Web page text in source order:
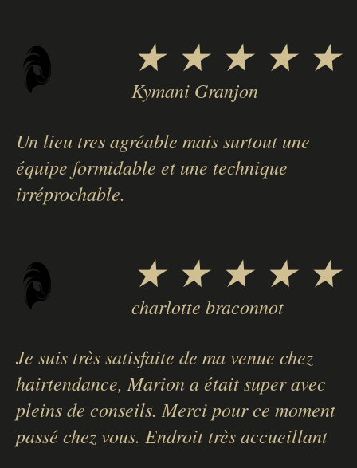
★ ★ ★ ★ ★
Kymani Granjon
Un lieu tres agréable mais surtout une
équipe formidable et une technique
irréprochable.
★ ★ ★ ★ ★
charlotte braconnot
Je suis très satisfaite de ma venue chez
hairtendance, Marion a était super avec
pleins de conseils. Merci pour ce moment
passé chez vous. Endroit très accueillant